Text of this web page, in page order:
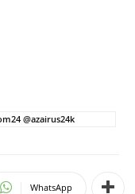
@azairus24k
WhatsApp